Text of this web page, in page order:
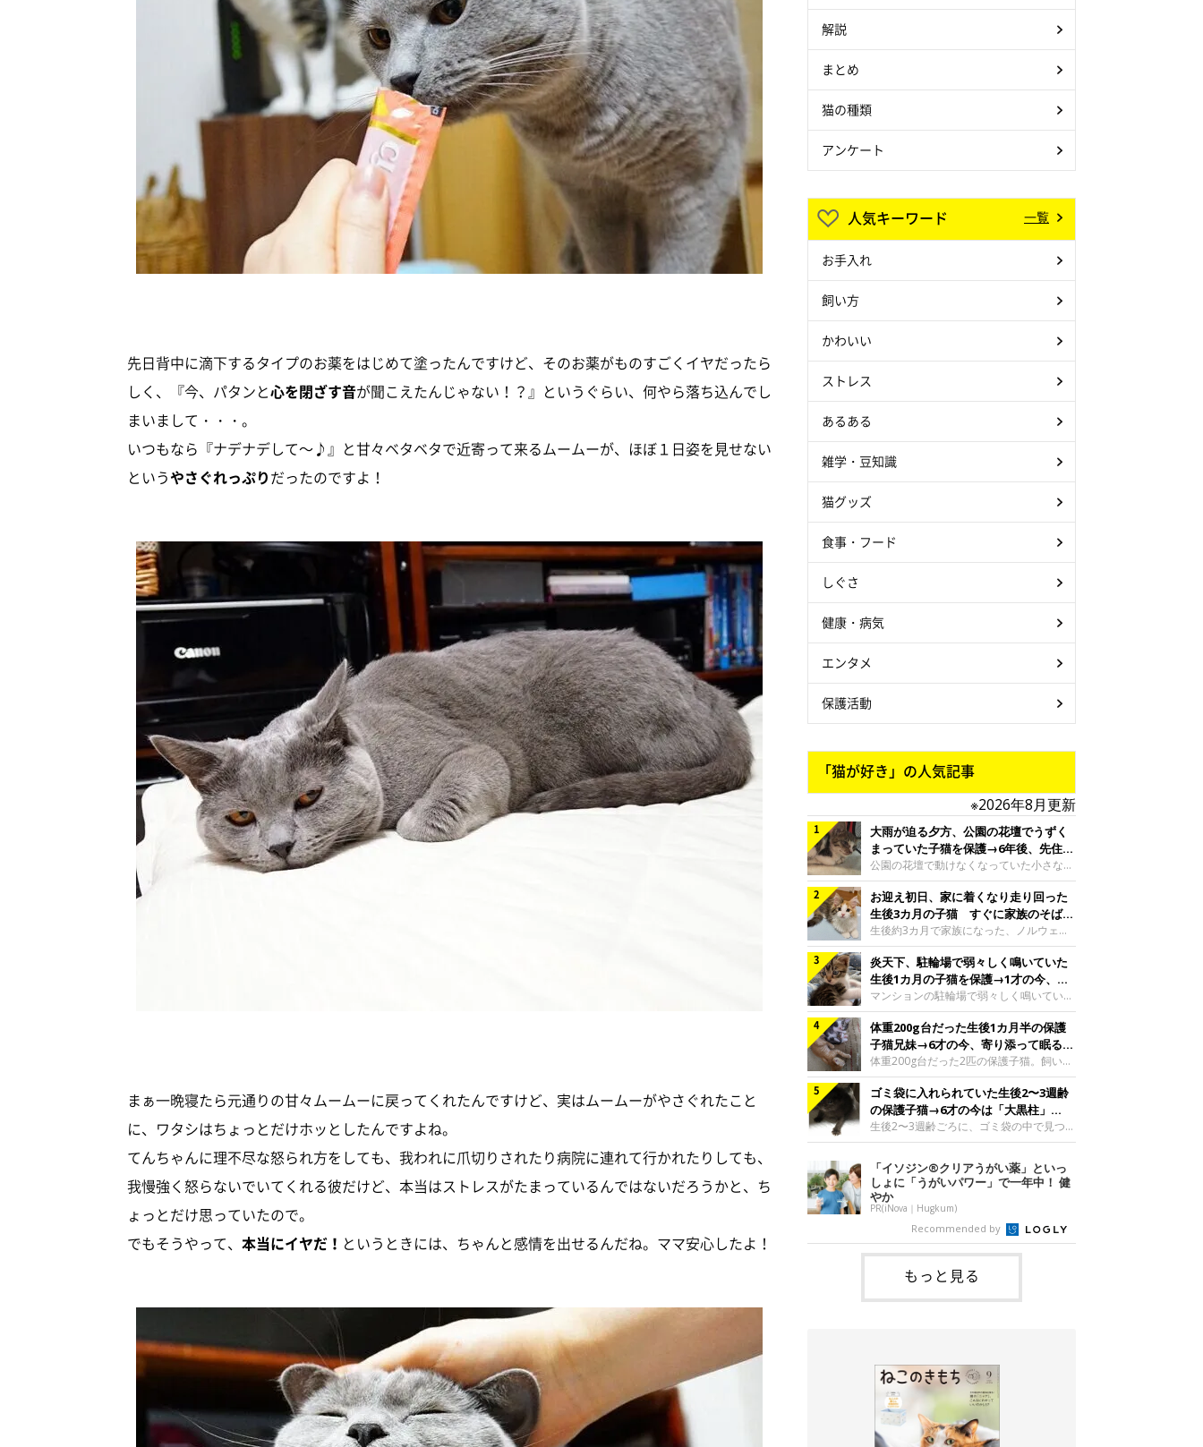
先日背中に滴下するタイプのお薬をはじめて塗ったんですけど、そのお薬がものすごくイヤだったら
しく、『今、パタンと心を閉ざす音が聞こえたんじゃない！？』というぐらい、何やら落ち込んでし
まいまして・・・。
いつもなら『ナデナデして～♪』と甘々ベタベタで近寄って来るムームーが、ほぼ１日姿を見せない
というやさぐれっぷりだったのですよ！
まぁ一晩寝たら元通りの甘々ムームーに戻ってくれたんですけど、実はムームーがやさぐれたこと
に、ワタシはちょっとだけホッとしたんですよね。
てんちゃんに理不尽な怒られ方をしても、我われに爪切りされたり病院に連れて行かれたりしても、
我慢強く怒らないでいてくれる彼だけど、本当はストレスがたまっているんではないだろうかと、ち
ょっとだけ思っていたので。
でもそうやって、 本当にイヤだ！ というときには、ちゃんと感情を出せるんだね。ママ安心したよ！
解説
まとめ
猫の種類
アンケート
人気キーワード 一覧
お手入れ
飼い方
かわいい
ストレス
あるある
雑学・豆知識
猫グッズ
食事・フード
しぐさ
健康・病気
エンタメ
保護活動
「猫が好き」の人気記事
※2026年8月更新
大雨が迫る夕方、公園の花壇でうずく
まっていた子猫を保護→6年後、先住猫
と“姉妹”のような関係に
公園の花壇で動けなくなっていた小さな子
猫。家族に迎えられてから6年、先住猫と
の間には深い絆が育まれていました。保護
当時のティダちゃん。
@muumuu62197189紹介するのは、
X（旧Twitter）ユーザー
@muumuu62197189さんの愛猫・ティダ
ちゃん（取材時6才）の成長記録です。こ
ちらは、生後3カ月ごろのティダちゃん。
飼い主さんが出会ったのは、夜から大雨に
なると予報されていた日の夕方でした。花
壇で動けずにいた子猫保護したばかりのテ
ィダちゃん。@muumuu62197189飼い主
さんは、公園の
お迎え初日、家に着くなり走り回った
生後3カ月の子猫 すぐに家族のそばで
落ち着く姿に「迎えてよかった」
生後約3カ月で家族になった、ノルウェー
ジャンフォレストキャットの子猫。お迎え
翌日には、すでに家でくつろぐ様子を見せ
ていました。お迎え翌日、ベッドでうとう
とするむうちゃんお迎え翌日のむうちゃ
ん。@umimugi0304紹介するのは、
Instagramユーザー@umimugi0304さんの
愛猫・むうちゃん（撮影時、生後約3カ月
／ノルウェージャンフォレストキャッ
ト）。こちらは、お迎え翌日に撮影された
一枚。ゴハンをお腹いっぱい食べたむうち
ゃんは眠くなり、飼い主さん夫婦のベッド
でうとうとし始めたのだとか。飼い主さ
炎天下、駐輪場で弱々しく鳴いていた
生後1カ月の子猫を保護→1才の今、筋
肉質でツンデレなコに成長
マンションの駐輪場で弱々しく鳴いてい
た、生後1カ月ほどの子猫。家族に迎えら
れてから1年、体も行動も大きく成長しま
した。炎天下の駐輪場で鳴いていた小さな
子猫保護当時のモモちゃん。@Kingponzu
紹介するのは、X（旧Twitter）ユーザー
@Kingponzuさんの愛猫・モモちゃん（取
材時1才）の成長記録です。こちらは、モ
モちゃんが生後1カ月ごろに撮影された一
枚。飼い主さんの自宅マンションの駐輪場
です。子猫時代のモモちゃん。
@Kingponzuその日は気温が35℃を
体重200g台だった生後1カ月半の保護
子猫兄妹→6才の今、寄り添って眠る姿
にほっこり！
体重200g台だった2匹の保護子猫。飼い主
さんの家族になってから6年、ともに成長
するなかで、2匹の関係にも少しずつ変化
が見られました。家族になったばかりの小
さな兄妹猫（写真上から）妹猫・てんちゃ
ん、兄猫・ラムくん。@ten_ramu紹介す
るのは、X（旧Twitter）ユーザー
@ten_ramuさんの愛猫・ラムくんとてん
ちゃん（ともに取材時6才）の成長記録で
す。この写真は、お迎えして間もない生後
1カ月半ごろの2匹。当時、ラムくんは260
グラム、てんちゃんは209グラムと、どち
らもとても小さな体でした。2匹
ゴミ袋に入れられていた生後2〜3週齢
の保護子猫→6才の今は「大黒柱」
に！ 美しい黒猫に成長した姿にグッ
とくる
生後2〜3週齢ごろに、ゴミ袋の中で見つか
った小さな命。ミルクから育てられたその
子猫は今、家族に欠かせない存在へと成長
しました。ゴミ袋の中で見つかった、ミニ
モグラのような子猫よちよち歩きをしてい
たころの、生後2〜3週齢ごろのドンちゃ
ん。@doddou_1今回紹介するのは、
X（旧Twitter）ユーザー@doddou_1さん
の愛猫・ドンちゃん（取材時、推定6才／
本名：ドミトリー・ドンスコイ）。ドンち
ゃんは、保護猫でした。ドンちゃんが見つ
かったのは、飼い主さんの姉の勤め先の敷
「イソジン®クリアうがい薬」といっ
しょに「うがいパワー」で一年中！ 健
やか
PR(iNova｜Hugkum)
Recommended by
もっと見る